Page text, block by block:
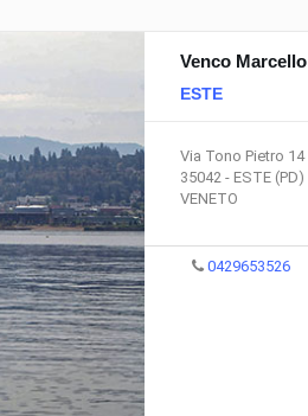
Venco Marcello
ESTE
Via Tono Pietro 14
35042 - ESTE (PD)
VENETO
0429653526